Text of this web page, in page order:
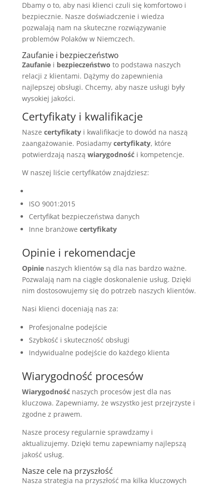
Dbamy o to, aby nasi klienci czuli się komfortowo i
bezpiecznie. Nasze doświadczenie i wiedza
pozwalają nam na skuteczne rozwiązywanie
problemów Polaków w Niemczech.
Zaufanie i bezpieczeństwo
Zaufaniei bezpieczeństwo to podstawa naszych
relacji z klientami. Dążymy do zapewnienia
najlepszej obsługi. Chcemy, aby nasze usługi były
wysokiej jakości.
Certyfikaty i kwalifikacje
Nasze certyfikatyi kwalifikacje to dowód na naszą
zaangażowanie. Posiadamy certyfikaty, które
potwierdzają naszą wiarygodnośći kompetencje.
W naszej liście certyfikatów znajdziesz:
ISO 9001:2015
Certyfikat bezpieczeństwa danych
Inne branżowe certyfikaty
Opinie i rekomendacje
Opinienaszych klientów są dla nas bardzo ważne.
Pozwalają nam na ciągłe doskonalenie usług. Dzięki
nim dostosowujemy się do potrzeb naszych klientów.
Nasi klienci doceniają nas za:
Profesjonalne podejście
Szybkość i skuteczność obsługi
Indywidualne podejście do każdego klienta
Wiarygodność procesów
Wiarygodnośćnaszych procesów jest dla nas
kluczowa. Zapewniamy, że wszystko jest przejrzyste i
zgodne z prawem.
Nasze procesy regularnie sprawdzamy i
aktualizujemy. Dzięki temu zapewniamy najlepszą
jakość usług.
Nasze cele na przyszłość
Nasza strategia na przyszłość ma kilka kluczowych